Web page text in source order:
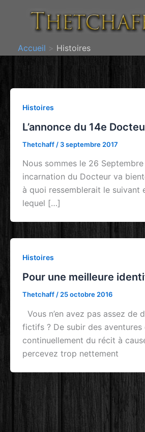
Accueil Histoires
Histoires
L’annonce du 14e
Thetchaff / 3 septembre 2017
Nous sommes le 26
incarnation du Docteur va
à quoi ressemblerait le suivant
lequel […]
Histoires
Pour une meilleure
Thetchaff / 25 octobre 2016
Vous n’en avez pas assez
fictifs ? De subir des
continuellement du récit à
percevez trop nettement